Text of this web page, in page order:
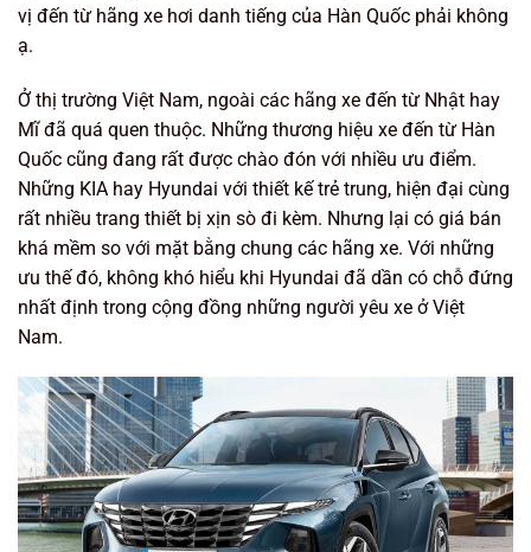
vị đến từ hãng xe hơi danh tiếng của Hàn Quốc phải không
ạ.
Ở thị trường Việt Nam, ngoài các hãng xe đến từ Nhật hay
Mĩ đã quá quen thuộc. Những thương hiệu xe đến từ Hàn
Quốc cũng đang rất được chào đón với nhiều ưu điểm.
Những KIA hay Hyundai với thiết kế trẻ trung, hiện đại cùng
rất nhiều trang thiết bị xịn sò đi kèm. Nhưng lại có giá bán
khá mềm so với mặt bằng chung các hãng xe. Với những
ưu thế đó, không khó hiểu khi Hyundai đã dần có chỗ đứng
nhất định trong cộng đồng những người yêu xe ở Việt
Nam.